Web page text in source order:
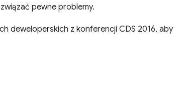
pewne problemy.
deweloperskich z konferencji CDS 2016, aby